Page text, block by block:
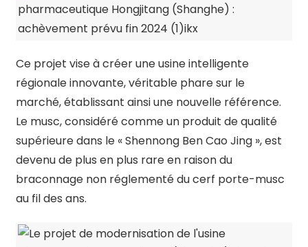
Ce projet vise à créer une usine intelligente
régionale innovante, véritable phare sur le
marché, établissant ainsi une nouvelle référence.
Le musc, considéré comme un produit de qualité
supérieure dans le « Shennong Ben Cao Jing », est
devenu de plus en plus rare en raison du
braconnage non réglementé du cerf porte-musc
au fil des ans.